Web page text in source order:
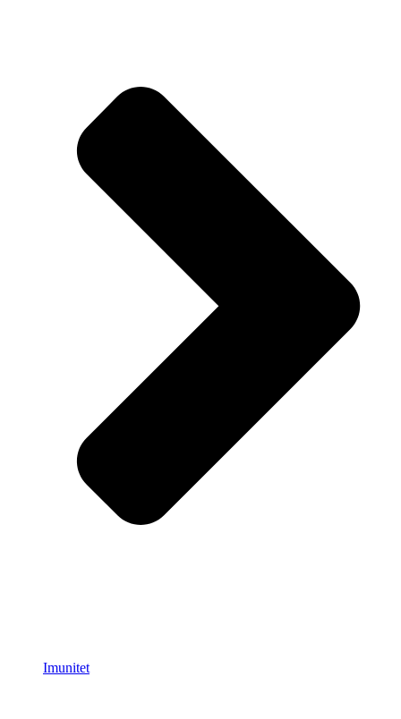
Imunitet